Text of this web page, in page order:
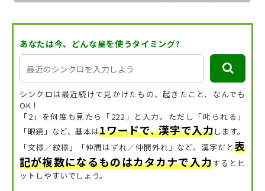
あなたは今、どんな星を使うタイミング?
シンクロは最近続けて見かけたもの、起きたこと、なんでも
OK！
「2」を何度も見たら「222」と入力。ただし「叱られる」
「眼鏡」など、基本は1ワードで、漢字で入力します。
「文様／紋様」「仲間はずれ／仲間外れ」など、漢字だと表
記が複数になるものはカタカナで入力するとヒ
ットしやすいでしょう。